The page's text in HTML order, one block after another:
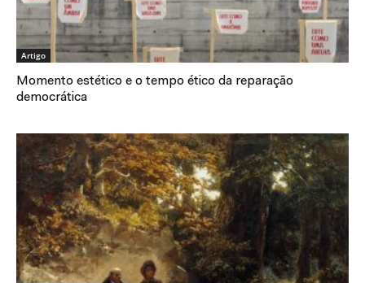
Artigo
Momento estético e o tempo ético da reparação
democrática